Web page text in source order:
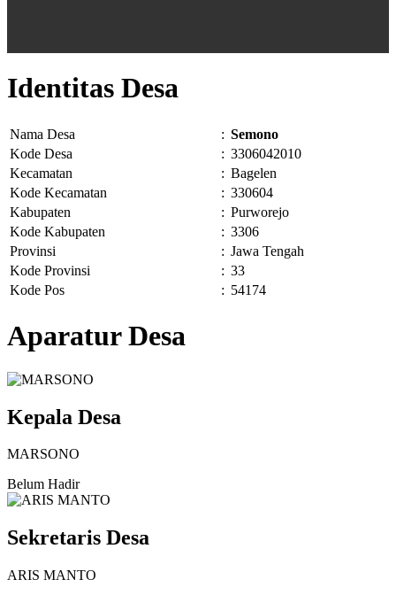
Identitas Desa
Nama Desa : Semono
Kode Desa
: 3306042010
Kecamatan
: Bagelen
Kode Kecamatan
: 330604
Kabupaten
: Purworejo
Kode Kabupaten
: 3306
Provinsi
: Jawa Tengah
Kode Provinsi
: 33
Kode Pos
: 54174
Aparatur Desa
Kepala Desa
MARSONO
Belum Hadir
Sekretaris Desa
ARIS MANTO